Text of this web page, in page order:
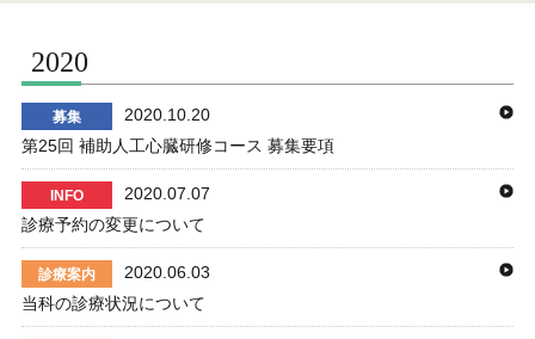
2020
募集
2020.10.20
第25回 補助人工心臓研修コース 募集要項
INFO
2020.07.07
診療予約の変更について
診療案内
2020.06.03
当科の診療状況について